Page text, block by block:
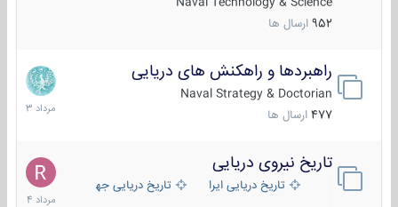
952 ارسال ها
راهبردها و راهکنش های دریایی
Naval Strategy & Doctorian
477 ارسال ها
2
مرداد
1403
تاریخ نیروی دریایی
تاریخ دریایی ایران تاریخ دریایی جهان
16
مرداد
1404